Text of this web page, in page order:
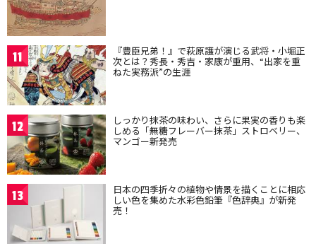
11 『豊臣兄弟！』で萩原護が演じる武将・小堀正
次とは？秀長・秀吉・家康が重用、“出家を重
ねた実務派”の生涯
12 しっかり抹茶の味わい、さらに果実の香りも楽
しめる「無糖フレーバー抹茶」ストロベリー、
マンゴー新発売
13 日本の四季折々の植物や情景を描くことに相応
しい色を集めた水彩色鉛筆『色辞典』が新発
売！